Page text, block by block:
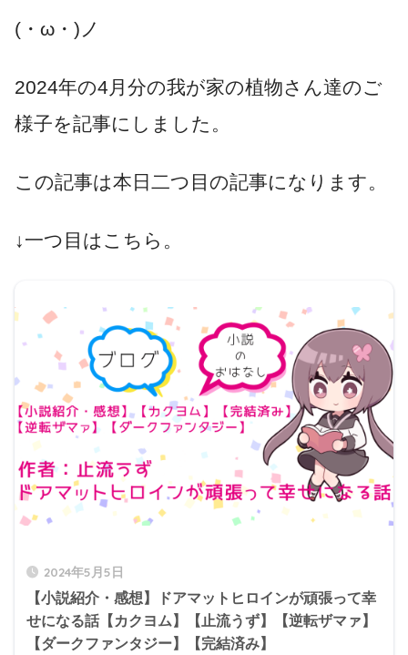
(・ω・)ノ
2024年の4月分の我が家の植物さん達のご
様子を記事にしました。
この記事は本日二つ目の記事になります。
↓一つ目はこちら。
2024年5月5日
【小説紹介・感想】ドアマットヒロインが頑張って幸
せになる話【カクヨム】【止流うず】【逆転ザマァ】
【ダークファンタジー】【完結済み】